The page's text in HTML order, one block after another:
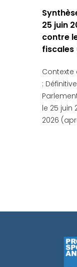
25 juin
contre
fiscales
:
le 25 juin
2026